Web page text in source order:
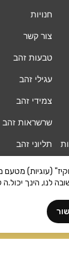
חנויות
צור קשר
טבעות זהב
עגילי זהב
צמידי זהב
שרשראות זהב
תליוני זהב
גיפט קארד
מגזין
Vogue
(עוגיות) מטעם
לנו, הינך